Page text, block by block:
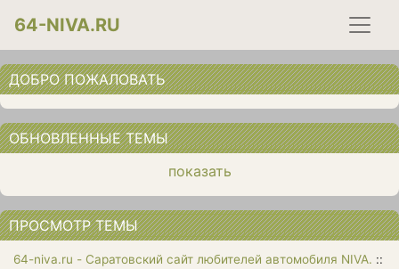
64-NIVA.RU
ДОБРО ПОЖАЛОВАТЬ
ОБНОВЛЕННЫЕ ТЕМЫ
показать
ПРОСМОТР ТЕМЫ
64-niva.ru - Саратовский сайт любителей автомобиля NIVA. ::